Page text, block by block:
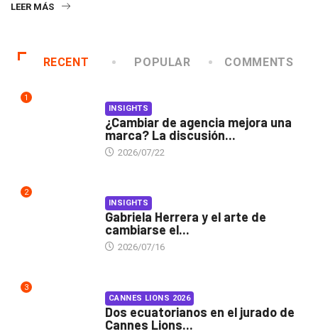
LEER MÁS
RECENT POPULAR COMMENTS
1
INSIGHTS
¿Cambiar de agencia mejora una
marca? La discusión...
2026/07/22
2
INSIGHTS
Gabriela Herrera y el arte de
cambiarse el...
2026/07/16
3
CANNES LIONS 2026
Dos ecuatorianos en el jurado de
Cannes Lions...